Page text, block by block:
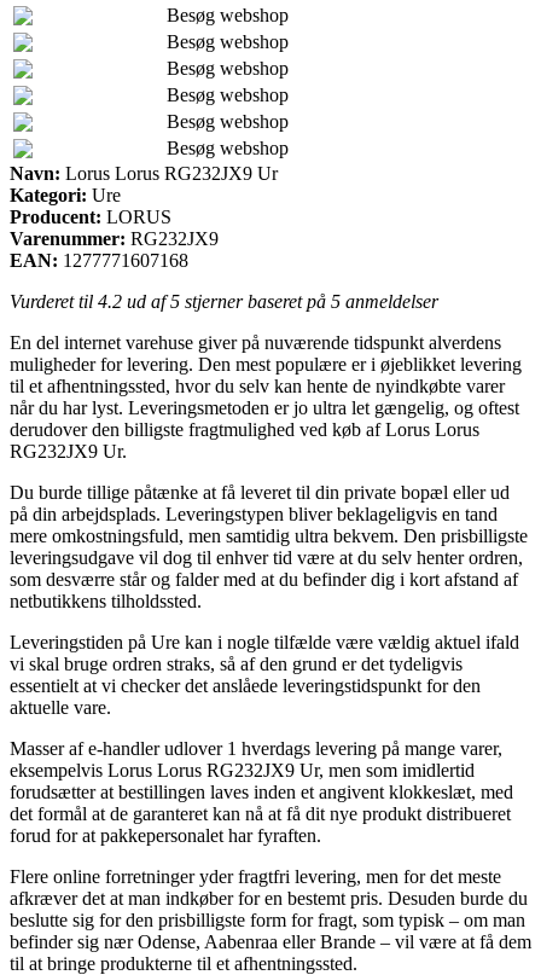
Besøg webshop
Besøg webshop
Besøg webshop
Besøg webshop
Besøg webshop
Besøg webshop
Navn: Lorus Lorus RG232JX9 Ur
Kategori: Ure
Producent: LORUS
Varenummer: RG232JX9
EAN: 1277771607168
Vurderet til 4.2 ud af 5 stjerner baseret på 5 anmeldelser
En del internet varehuse giver på nuværende tidspunkt alverdens
muligheder for levering. Den mest populære er i øjeblikket levering
til et afhentningssted, hvor du selv kan hente de nyindkøbte varer
når du har lyst. Leveringsmetoden er jo ultra let gængelig, og oftest
derudover den billigste fragtmulighed ved køb af Lorus Lorus
RG232JX9 Ur.
Du burde tillige påtænke at få leveret til din private bopæl eller ud
på din arbejdsplads. Leveringstypen bliver beklageligvis en tand
mere omkostningsfuld, men samtidig ultra bekvem. Den prisbilligste
leveringsudgave vil dog til enhver tid være at du selv henter ordren,
som desværre står og falder med at du befinder dig i kort afstand af
netbutikkens tilholdssted.
Leveringstiden på Ure kan i nogle tilfælde være vældig aktuel ifald
vi skal bruge ordren straks, så af den grund er det tydeligvis
essentielt at vi checker det anslåede leveringstidspunkt for den
aktuelle vare.
Masser af e-handler udlover 1 hverdags levering på mange varer,
eksempelvis Lorus Lorus RG232JX9 Ur, men som imidlertid
forudsætter at bestillingen laves inden et angivent klokkeslæt, med
det formål at de garanteret kan nå at få dit nye produkt distribueret
forud for at pakkepersonalet har fyraften.
Flere online forretninger yder fragtfri levering, men for det meste
afkræver det at man indkøber for en bestemt pris. Desuden burde du
beslutte sig for den prisbilligste form for fragt, som typisk – om man
befinder sig nær Odense, Aabenraa eller Brande – vil være at få dem
til at bringe produkterne til et afhentningssted.